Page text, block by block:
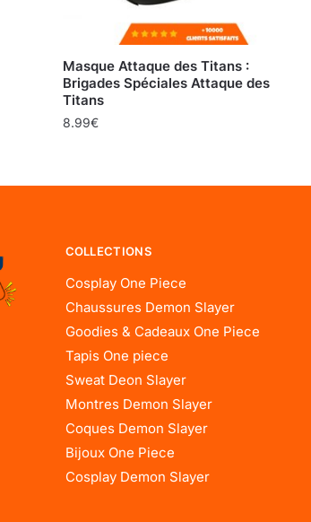
Masque Attaque des Titans :
Brigades Spéciales Attaque des
Titans
8.99€
COLLECTIONS
Cosplay One Piece
Chaussures Demon Slayer
Goodies & Cadeaux One Piece
Tapis One piece
Sweat Deon Slayer
Montres Demon Slayer
Coques Demon Slayer
Bijoux One Piece
Cosplay Demon Slayer